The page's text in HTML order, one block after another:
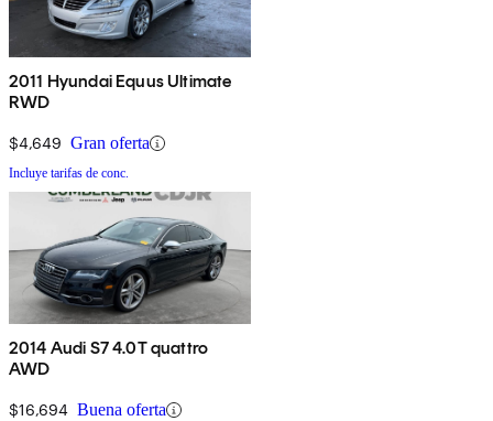
2011 Hyundai Equus Ultimate
RWD
$4,649 Gran oferta
Incluye tarifas de conc.
2014 Audi S7 4.0T quattro
AWD
$16,694 Buena oferta